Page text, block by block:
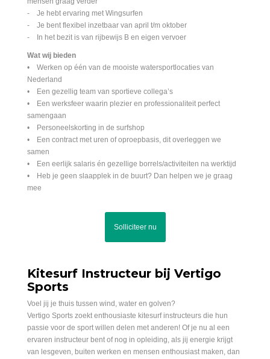
- Je hebt ervaring met Wingsurfen
- Je bent flexibel inzetbaar van april t/m oktober
- In het bezit is van rijbewijs B en eigen vervoer
Wat wij bieden
• Werken op één van de mooiste watersportlocaties van
Nederland
• Een gezellig team van sportieve collega’s
• Een werksfeer waarin plezier en professionaliteit perfect
samengaan
• Personeelskorting in de surfshop
• Een contract met uren of oproepbasis, dit overleggen we
samen
• Een eerlijk salaris én gezellige borrels/activiteiten na werktijd
• Heb je geen slaapplek in de buurt? Dan helpen we je graag
mee
Solliciteer nu
Kitesurf Instructeur bij Vertigo
Sports
Voel jij je thuis tussen wind, water en golven?
Vertigo Sports zoekt enthousiaste kitesurf instructeurs die hun
passie voor de sport willen delen met anderen! Of je nu al een
ervaren instructeur bent of nog in opleiding, als jij energie krijgt
van lesgeven, buiten werken en mensen enthousiast maken, dan